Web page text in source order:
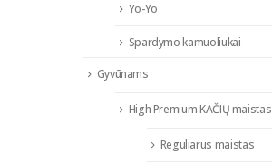
Yo-Yo
Spardymo kamuoliukai
Gyvūnams
High Premium KAČIŲ maistas
Reguliarus maistas